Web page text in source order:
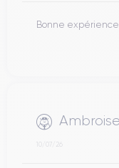
Bonne expérience
10/07/26